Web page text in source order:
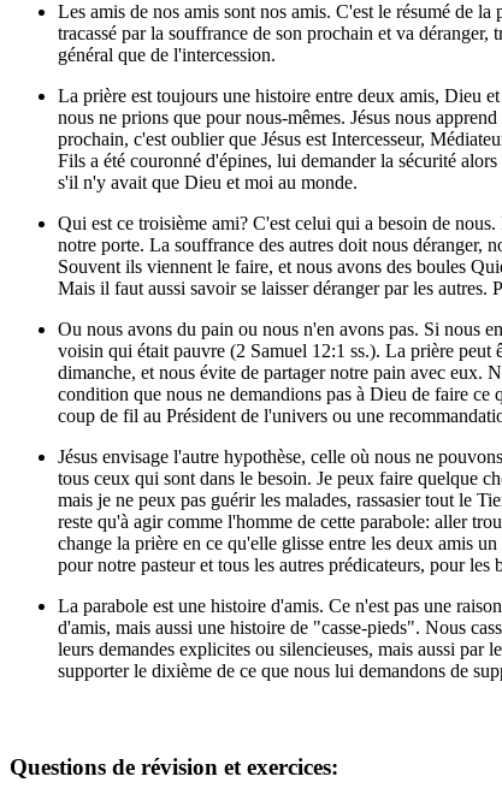
Les amis de nos amis sont nos amis. C'est le résumé de
tracassé par la souffrance de son prochain et va
général que de l'intercession.
La prière est toujours une histoire entre deux amis, Dieu
nous ne prions que pour nous-mêmes. Jésus nous
prochain, c'est oublier que Jésus est Intercesseur,
Fils a été couronné d'épines, lui demander la sécurité
s'il n'y avait que Dieu et moi au monde.
Qui est ce troisième ami? C'est celui qui a besoin de
notre porte. La souffrance des autres doit nous déranger,
Souvent ils viennent le faire, et nous avons des boules
Mais il faut aussi savoir se laisser déranger par les
Ou nous avons du pain ou nous n'en avons pas. Si nous
voisin qui était pauvre (2 Samuel 12:1 ss.). La prière peut
dimanche, et nous évite de partager notre pain avec eux.
condition que nous ne demandions pas à Dieu de faire ce
coup de fil au Président de l'univers ou une
Jésus envisage l'autre hypothèse, celle où nous ne
tous ceux qui sont dans le besoin. Je peux faire quelque
mais je ne peux pas guérir les malades, rassasier tout le
reste qu'à agir comme l'homme de cette parabole: aller
change la prière en ce qu'elle glisse entre les deux amis
pour notre pasteur et tous les autres prédicateurs, pour
La parabole est une histoire d'amis. Ce n'est pas une
d'amis, mais aussi une histoire de "casse-pieds". Nous
leurs demandes explicites ou silencieuses, mais aussi par
supporter le dixième de ce que nous lui demandons de
Questions de révision et exercices: